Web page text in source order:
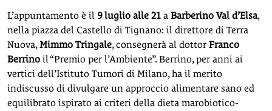
L’appuntamento è il 9 luglio alle 21 a Barberino Val d’Elsa,
nella piazza del Castello di Tignano: il direttore di Terra
Nuova,Mimmo Tringale, consegnerà al dottorFranco
Berrino il “Premio per l’Ambiente”. Berrino, per anni ai
vertici dell’Istituto Tumori di Milano, ha il merito
indiscusso di divulgare un approccio alimentare sano ed
equilibrato ispirato ai criteri della dieta marobiotico-